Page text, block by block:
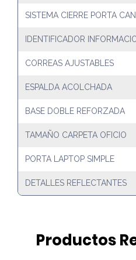
SISTEMA CIERRE PORTA
IDENTIFICADOR
CORREAS AJUSTABLES
ESPALDA ACOLCHADA
BASE DOBLE REFORZADA
TAMAÑO CARPETA OFICIO
PORTA LAPTOP SIMPLE
DETALLES REFLECTANTES
Productos